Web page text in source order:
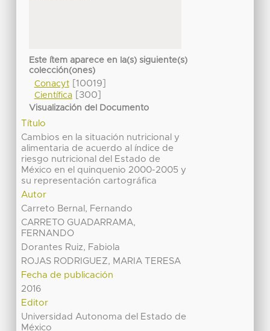
Este ítem aparece en la(s) siguiente(s)
colección(ones)
Conacyt[10019]
Científica[300]
Visualización del Documento
Título
Cambios en la situación nutricional y
alimentaria de acuerdo al índice de
riesgo nutricional del Estado de
México en el quinquenio 2000-2005 y
su representación cartográfica
Autor
Carreto Bernal, Fernando
CARRETO GUADARRAMA,
FERNANDO
Dorantes Ruiz, Fabiola
ROJAS RODRIGUEZ, MARIA TERESA
Fecha de publicación
2016
Editor
Universidad Autonoma del Estado de
México